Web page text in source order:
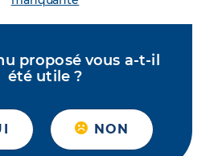
proposé vous a-t-il
été utile ?
NON